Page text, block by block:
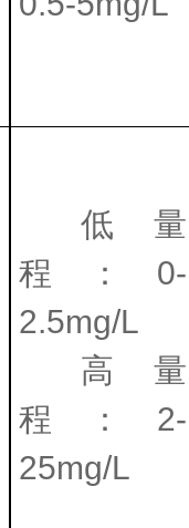
低量
程： 0-
2.5mg/L
高量
程： 2-
25mg/L